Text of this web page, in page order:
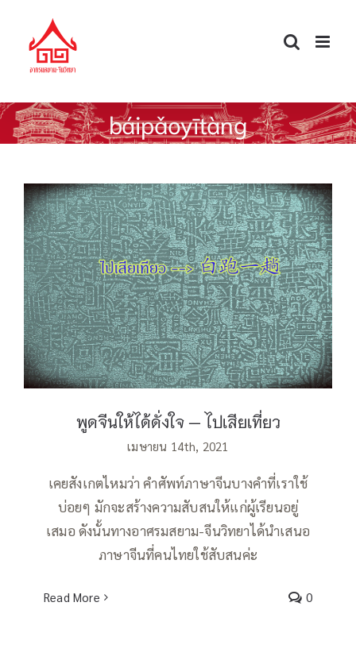
content
báipǎoyītàng
พูดจีนให้ได้ดั่งใจ — ไปเสียเที่ยว
พูดจีนให้ได้ดั่งใจ — ไปเสียเที่ยว
เมษายน 14th, 2021
เคยสังเกตไหมว่า คำศัพท์ภาษาจีนบางคำที่เราใช้
บ่อยๆ มักจะสร้างความสับสนให้แก่ผู้เรียนอยู่
เสมอ ดังนั้นทางอาศรมสยาม-จีนวิทยาได้นำเสนอ
ภาษาจีนที่คนไทยใช้สับสนค่ะ
Read More 0